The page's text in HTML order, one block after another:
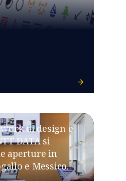
di design e
DATA si
aperture in
e Messico.